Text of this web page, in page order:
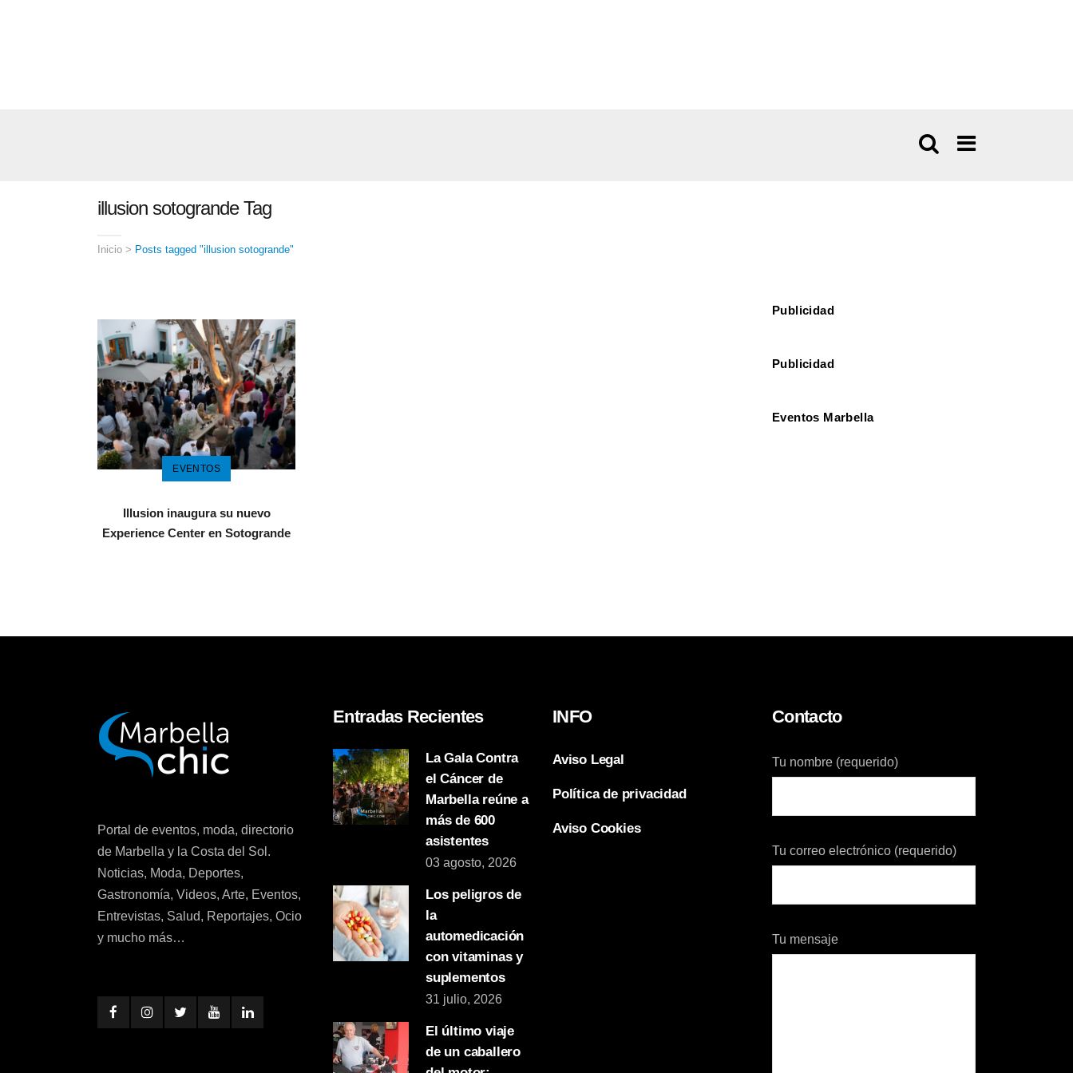
illusion sotogrande Tag
Inicio > Posts tagged "illusion sotogrande"
EVENTOS
Illusion inaugura su nuevo
Experience Center en Sotogrande
Publicidad
Publicidad
Eventos Marbella
Portal de eventos, moda, directorio
de Marbella y la Costa del Sol.
Noticias, Moda, Deportes,
Gastronomía, Videos, Arte, Eventos,
Entrevistas, Salud, Reportajes, Ocio
y mucho más…
Entradas Recientes
La Gala Contra
el Cáncer de
Marbella reúne a
más de 600
asistentes
03 agosto, 2026
Los peligros de
la
automedicación
con vitaminas y
suplementos
31 julio, 2026
El último viaje
de un caballero
INFO
Aviso Legal
Política de privacidad
Aviso Cookies
Contacto
Tu nombre (requerido)
Tu correo electrónico (requerido)
Tu mensaje